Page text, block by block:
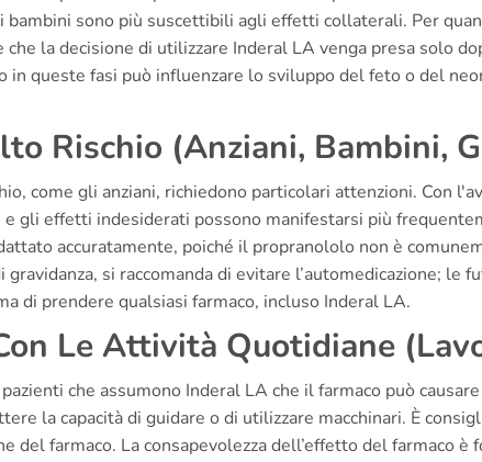
bambini sono più suscettibili agli effetti collaterali. Per
la decisione di utilizzare Inderal LA venga presa solo
in queste fasi può influenzare lo sviluppo del feto o del
Rischio (Anziani, Bambini,
come gli anziani, richiedono particolari attenzioni. Con
e gli effetti indesiderati possono manifestarsi più
accuratamente, poiché il propranololo non è
si raccomanda di evitare l’automedicazione; le
di prendere qualsiasi farmaco, incluso Inderal LA.
Le Attività Quotidiane
che assumono Inderal LA che il farmaco può
la capacità di guidare o di utilizzare macchinari. È
del farmaco. La consapevolezza dell’effetto del farmaco è